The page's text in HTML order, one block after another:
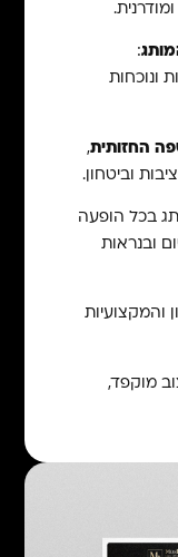
:
ונוכחות
החזותית,
וביטחון.
בכל הופעה
ובנראות
והמקצועיות
מוקפד,